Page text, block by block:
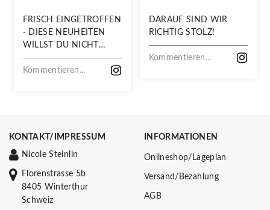
FRISCH EINGETROFFEN
- DIESE NEUHEITEN
WILLST DU NICHT
VERPASSEN!
Kommentieren...
DARAUF SIND WIR
RICHTIG STOLZ!
Kommentieren...
KONTAKT/IMPRESSUM
Nicole Steinlin
Florenstrasse 5b
8405 Winterthur
Schweiz
INFORMATIONEN
Onlineshop/Lageplan
Versand/Bezahlung
AGB